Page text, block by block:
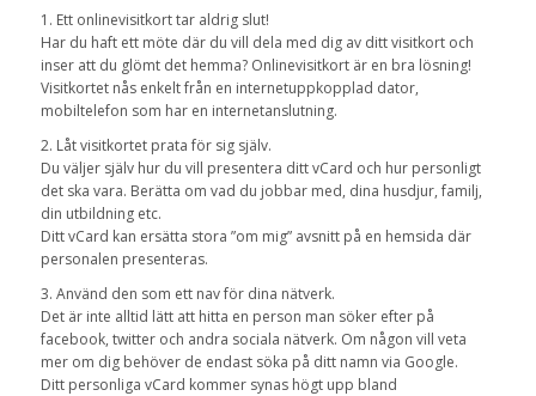
1. Ett onlinevisitkort tar aldrig slut!
Har du haft ett möte där du vill dela med dig av ditt visitkort och
inser att du glömt det hemma? Onlinevisitkort är en bra lösning!
Visitkortet nås enkelt från en internetuppkopplad dator,
mobiltelefon som har en internetanslutning.
2. Låt visitkortet prata för sig själv.
Du väljer själv hur du vill presentera ditt vCard och hur personligt
det ska vara. Berätta om vad du jobbar med, dina husdjur, familj,
din utbildning etc.
Ditt vCard kan ersätta stora ”om mig” avsnitt på en hemsida där
personalen presenteras.
3. Använd den som ett nav för dina nätverk.
Det är inte alltid lätt att hitta en person man söker efter på
facebook, twitter och andra sociala nätverk. Om någon vill veta
mer om dig behöver de endast söka på ditt namn via Google.
Ditt personliga vCard kommer synas högt upp bland